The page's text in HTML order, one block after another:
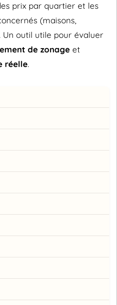
prix par quartier et les
(maisons,
outil utile pour évaluer
de zonage et
réelle.